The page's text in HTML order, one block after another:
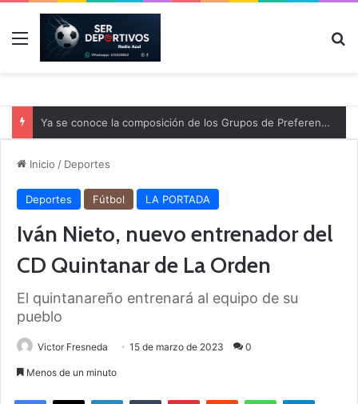
Menú
Ya se conoce la composición de los Grupos de Preferente y el calendario
Inicio / Deportes
Deportes Fútbol LA PORTADA
Iván Nieto, nuevo entrenador del
CD Quintanar de La Orden
El quintanareño entrenará al equipo de su
pueblo
Victor Fresneda 15 de marzo de 2023 0
Menos de un minuto